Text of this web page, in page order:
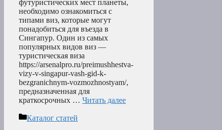
футуристических мест планеты,
необходимо ознакомиться с
типами виз, которые могут
понадобиться для въезда в
Сингапур. Один из самых
популярных видов виз —
туристическая виза
https://arsenalpro.ru/preimushhestva-
vizy-v-singapur-vash-gid-k-
bezgranichnym-vozmozhnostyam/,
предназначенная для
краткосрочных … Читать далее
Рубрики
Каталог статей